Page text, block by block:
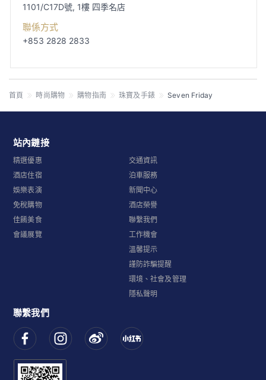
1101/C17D號, 1樓 四季名店
聯係方式
+853 2828 2833
首頁 時尚購物 購物指南 珠寶及手錶 Seven Friday
站內鏈接
精選優惠
酒店住宿
娛樂表演
免稅購物
佳餚美食
會議展覽
交通資訊
泊車服務
新聞中心
酒店榮譽
聯繫我們
工作機會
溫馨提示
謹防詐騙提醒
環境、社會及管理
隱私聲明
聯繫我們